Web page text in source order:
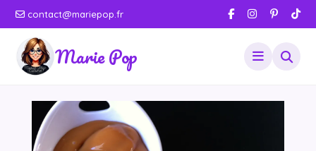
contact@mariepop.fr
Marie Pop